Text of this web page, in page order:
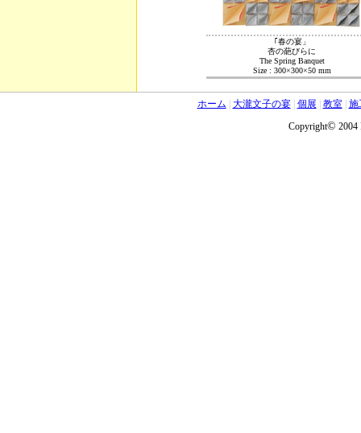
｢春の宴」
杏の葩びらに
The Spring Banquet
Size : 300×300×50 mm
ホーム 大瀧文子の宴| 個展 教室| 施
Copyright© 2004